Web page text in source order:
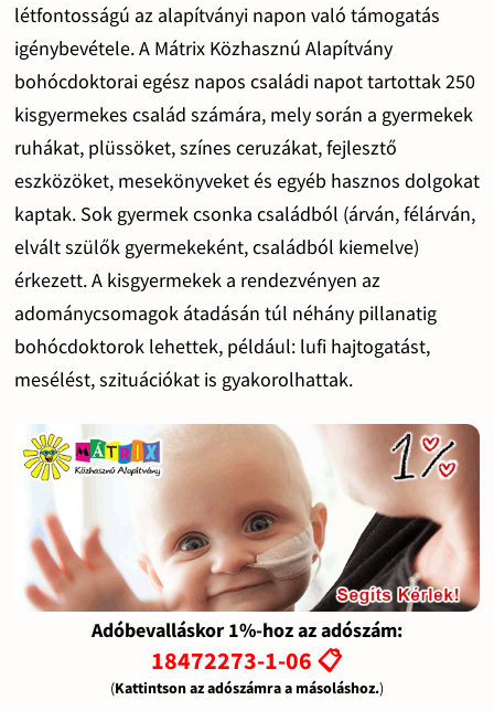
létfontosságú az alapítványi napon való támogatás
igénybevétele. A Mátrix Közhasznú Alapítvány
bohócdoktorai egész napos családi napot tartottak 250
kisgyermekes család számára, mely során a gyermekek
ruhákat, plüssöket, színes ceruzákat, fejlesztő
eszközöket, mesekönyveket és egyéb hasznos dolgokat
kaptak. Sok gyermek csonka családból (árván, félárván,
elvált szülők gyermekeként, családból kiemelve)
érkezett. A kisgyermekek a rendezvényen az
adománycsomagok átadásán túl néhány pillanatig
bohócdoktorok lehettek, például: lufi hajtogatást,
mesélést, szituációkat is gyakorolhattak.
Adóbevalláskor 1%-hoz az adószám:
18472273-1-06 📋
(Kattintson az adószámra a másoláshoz.)